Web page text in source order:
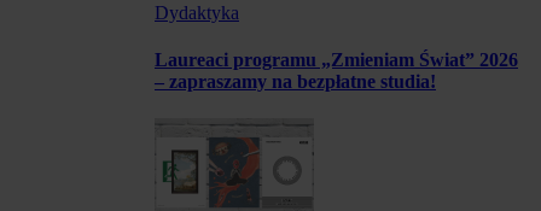
Dydaktyka
Laureaci programu „Zmieniam Świat” 2026
– zapraszamy na bezpłatne studia!